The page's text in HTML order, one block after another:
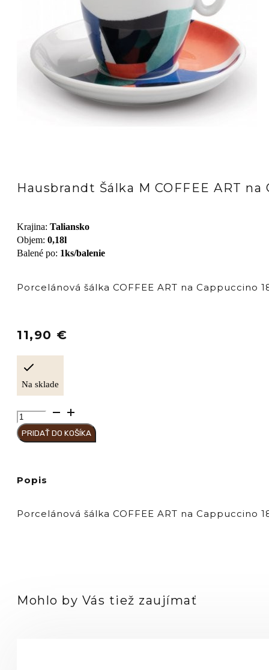
Hausbrandt Šálka M COFFEE ART
Krajina: Taliansko
Objem: 0,18l
Balené po: 1ks/balenie
Porcelánová šálka COFFEE ART na Cappuccino
11,90 €
Na sklade
množstvo
Hausbrandt
Šálka
na
180
PRIDAŤ DO KOŠÍKA
Popis
Porcelánová šálka COFFEE ART na Cappuccino
Mohlo by Vás tiež zaujímať